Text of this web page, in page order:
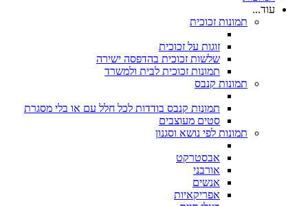
עוד...
תמונות זכוכית
זוגות על זכוכית
שלשות זכוכית בהדפסה ישירה
תמונות זכוכית לבית ולמשרד
תמונות קנבס
תמונות קנבס בודדות לכל חלל עם או בלי מסגרת
סטים מעוצבים
תמונות לפי נושא וסגנון
אבסטרקט
אורבני
אנשים
אפריקאיות